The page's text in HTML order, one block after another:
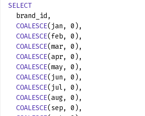
SELECT
brand_id,
COALESCE(jan, 0),
COALESCE(feb, 0),
COALESCE(mar, 0),
COALESCE(apr, 0),
COALESCE(may, 0),
COALESCE(jun, 0),
COALESCE(jul, 0),
COALESCE(aug, 0),
COALESCE(sep, 0),